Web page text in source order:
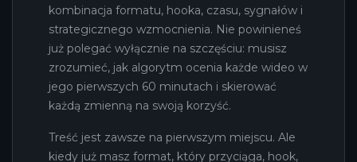
kombinacja formatu, hooka, czasu, sygnałów i
strategicznego wzmocnienia. Nie powinieneś
już polegać wyłącznie na szczęściu: musisz
zrozumieć, jak algorytm ocenia każde wideo w
jego pierwszych 60 minutach i skierować
każdą zmienną na swoją korzyść.
Treść jest zawsze na pierwszym miejscu. Ale
kiedy już masz format, który przyciąga, hook,